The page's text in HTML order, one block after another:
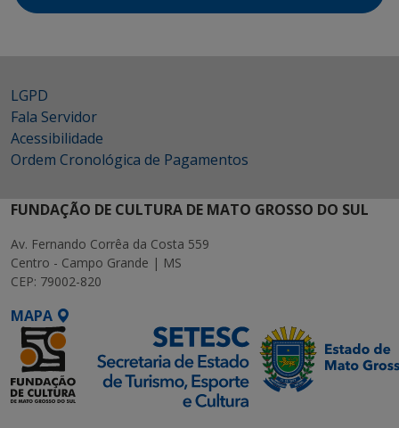
LGPD
Fala Servidor
Acessibilidade
Ordem Cronológica de Pagamentos
FUNDAÇÃO DE CULTURA DE MATO GROSSO DO SUL
Av. Fernando Corrêa da Costa 559
Centro - Campo Grande | MS
CEP: 79002-820
MAPA